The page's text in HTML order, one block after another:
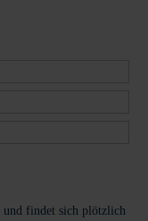
und findet sich plötzlich